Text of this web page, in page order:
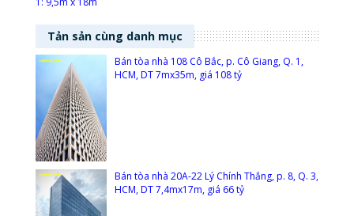
Tản sản cùng danh mục
Bán tòa nhà 108 Cô Bắc, p. Cô Giang, Q. 1,
HCM, DT 7mx35m, giá 108 tỷ
Bán tòa nhà 20A-22 Lý Chính Thắng, p. 8, Q. 3,
HCM, DT 7,4mx17m, giá 66 tỷ